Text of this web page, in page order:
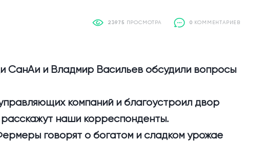
23975 ПРОСМОТРА 0 КОММЕНТАРИЕВ
СанАи и Владмир Васильев обсудили вопросы
компаний и благоустроил двор
наши корреспонденты.
говорят о богатом и сладком урожае